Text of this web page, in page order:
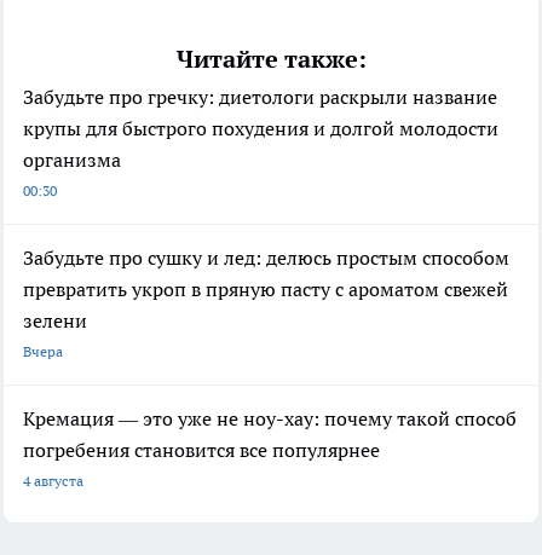
Читайте также:
Забудьте про гречку: диетологи раскрыли название
крупы для быстрого похудения и долгой молодости
организма
00:30
Забудьте про сушку и лед: делюсь простым способом
превратить укроп в пряную пасту с ароматом свежей
зелени
Вчера
Кремация — это уже не ноу-хау: почему такой способ
погребения становится все популярнее
4 августа